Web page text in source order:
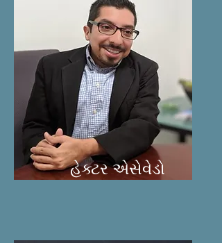
હેક્ટર એસેવેડો